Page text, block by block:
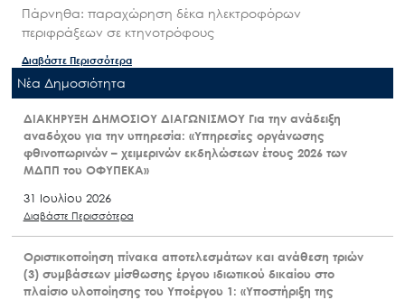
Πάρνηθα: παραχώρηση δέκα ηλεκτροφόρων
περιφράξεων σε κτηνοτρόφους
Διαβάστε Περισσότερα
Nέα Δημοσιότητα
ΔΙΑΚΗΡΥΞΗ ΔΗΜΟΣΙΟΥ ΔΙΑΓΩΝΙΣΜΟΥ Για την ανάδειξη
αναδόχου για την υπηρεσία: «Υπηρεσίες οργάνωσης
φθινοπωρινών – χειμερινών εκδηλώσεων έτους 2026 των
ΜΔΠΠ του ΟΦΥΠΕΚΑ»
31 Ιουλίου 2026
Διαβάστε Περισσότερα
Οριστικοποίηση πίνακα αποτελεσμάτων και ανάθεση τριών
(3) συμβάσεων μίσθωσης έργου ιδιωτικού δικαίου στο
πλαίσιο υλοποίησης του Υποέργου 1: «Υποστήριξη της